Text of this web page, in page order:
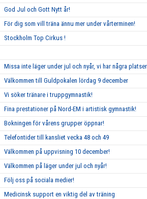
God Jul och Gott Nytt år!
För dig som vill träna ännu mer under vårterminen!
Stockholm Top Cirkus !
Missa inte läger under jul och nyår, vi har några
Välkommen till Guldpokalen lördag 9 december
Vi söker tränare i truppgymnastik!
Fina prestationer på Nord-EM i artistisk gymnastik!
Bokningen för vårens grupper öppnar!
Telefontider till kansliet vecka 48 och 49
Välkommen på uppvisning 10 december!
Välkommen på läger under jul och nyår!
Följ oss på sociala medier!
Medicinsk support en viktig del av träning